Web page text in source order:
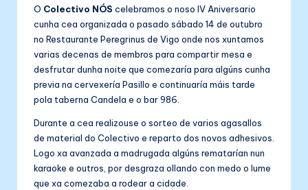
O Colectivo NÓS celebramos o noso IV Aniversario
cunha cea organizada o pasado sábado 14 de outubro
no Restaurante Peregrinus de Vigo onde nos xuntamos
varias decenas de membros para compartir mesa e
desfrutar dunha noite que comezaría para algúns cunha
previa na cervexería Pasillo e continuaría máis tarde
pola taberna Candela e o bar 986.
Durante a cea realizouse o sorteo de varios agasallos
de material do Colectivo e reparto dos novos adhesivos.
Logo xa avanzada a madrugada algúns rematarían nun
karaoke e outros, por desgraza ollando con medo o lume
que xa comezaba a rodear a cidade.